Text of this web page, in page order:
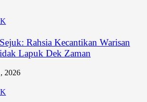
Rahsia Kecantikan Warisan
Lapuk Dek Zaman
2026